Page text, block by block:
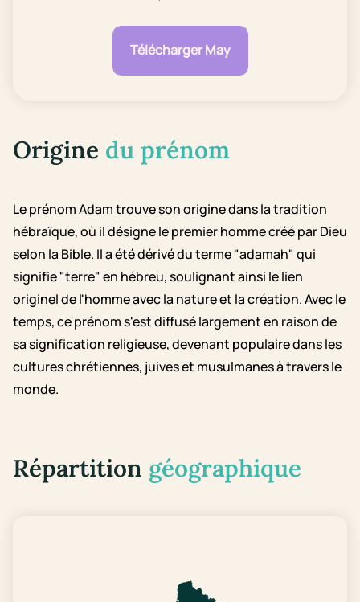
Télécharger May
Origine du prénom
Le prénom Adam trouve son origine dans la tradition
hébraïque, où il désigne le premier homme créé par Dieu
selon la Bible. Il a été dérivé du terme "adamah" qui
signifie "terre" en hébreu, soulignant ainsi le lien
originel de l'homme avec la nature et la création. Avec le
temps, ce prénom s'est diffusé largement en raison de
sa signification religieuse, devenant populaire dans les
cultures chrétiennes, juives et musulmanes à travers le
monde.
Répartition géographique